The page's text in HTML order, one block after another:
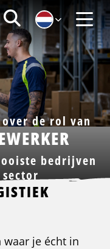
Zoeken
Menu
de rol van
bedrijven
waar je écht in